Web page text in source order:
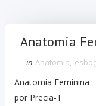
Anatomia
in Anatomia,
Anatomia Feminina
por Precia-T